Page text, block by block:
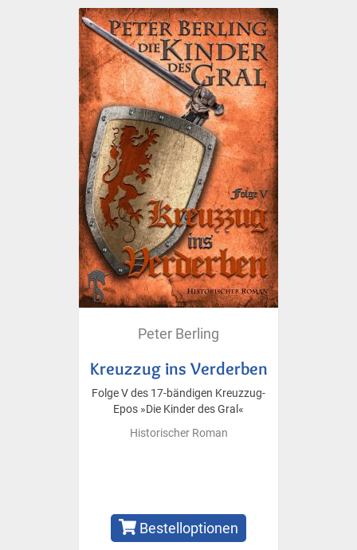
Peter Berling
Kreuzzug ins Verderben
Folge V des 17-bändigen Kreuzzug-
Epos »Die Kinder des Gral«
Historischer Roman
Bestelloptionen